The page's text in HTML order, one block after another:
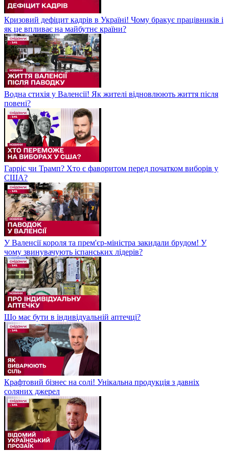
Кризовий дефіцит кадрів в Україні! Чому бракує працівників і
як це впливає на майбутнє країни?
Водна стихія у Валенсії! Як жителі відновлюють життя після
повені?
Гарріс чи Трамп? Хто є фаворитом перед початком виборів у
США?
У Валенсії короля та прем'єр-міністра закидали брудом! У
чому звинувачують іспанських лідерів?
Що має бути в індивідуальній аптечці?
Крафтовий бізнес на солі! Унікальна продукція з давніх
соляних джерел